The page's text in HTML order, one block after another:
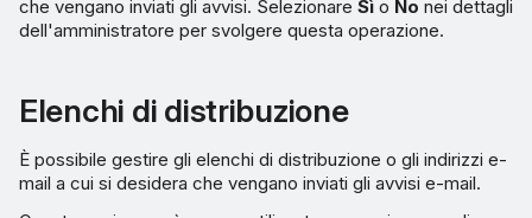
che vengano inviati gli avvisi. Selezionare Sì o No nei dettagli
dell'amministratore per svolgere questa operazione.
Elenchi di distribuzione
È possibile gestire gli elenchi di distribuzione o gli indirizzi e-
mail a cui si desidera che vengano inviati gli avvisi e-mail.